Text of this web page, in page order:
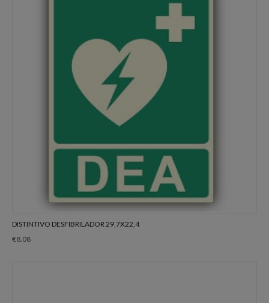
DISTINTIVO DESFIBRILADOR 29,7X22,4
€8.08